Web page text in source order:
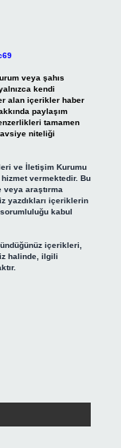
veya şahıs
kendi
alan içerikler haber
paylaşım
tamamen
niteliği
ve İletişim Kurumu
hizmet vermektedir. Bu
araştırma
yazdıkları içeriklerin
kabul
içerikleri,
halinde, ilgili